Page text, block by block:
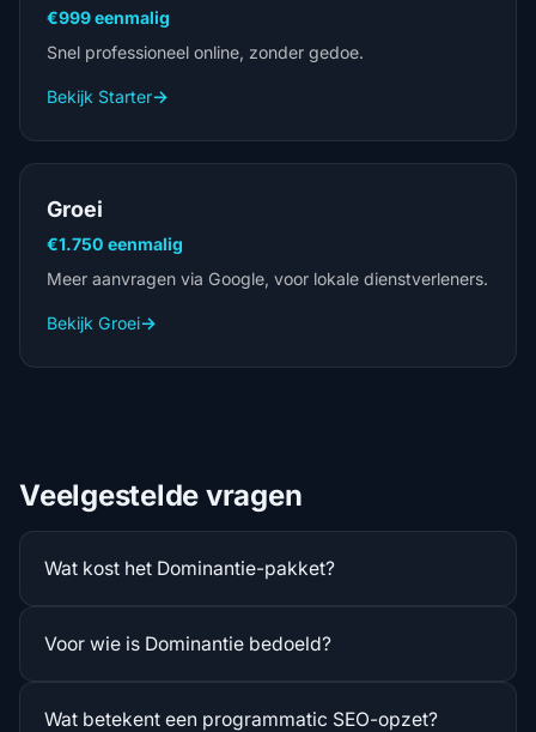
€999 eenmalig
Snel professioneel online, zonder gedoe.
Bekijk Starter→
Groei
€1.750 eenmalig
Meer aanvragen via Google, voor lokale dienstverleners.
Bekijk Groei→
Veelgestelde vragen
Wat kost het Dominantie-pakket?
Voor wie is Dominantie bedoeld?
Wat betekent een programmatic SEO-opzet?